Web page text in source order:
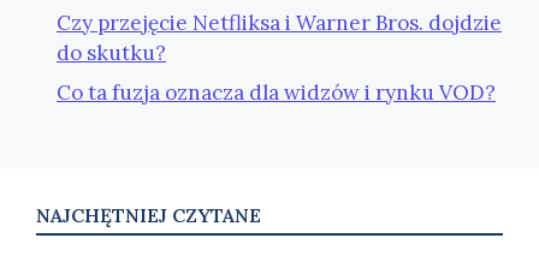
Czy przejęcie Netfliksa i Warner Bros. dojdzie
do skutku?
Co ta fuzja oznacza dla widzów i rynku VOD?
NAJCHĘTNIEJ CZYTANE